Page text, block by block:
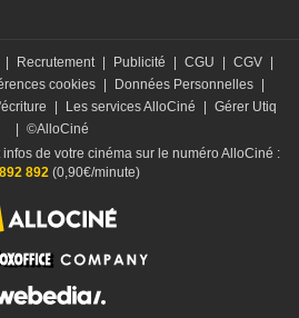
Recrutement Publicité CGU CGV
cookies Données Personnelles
Les services AlloCiné
Gérer Utiq
©AlloCiné
de votre cinéma sur le numéro AlloCiné :
892(0,90€/minute)